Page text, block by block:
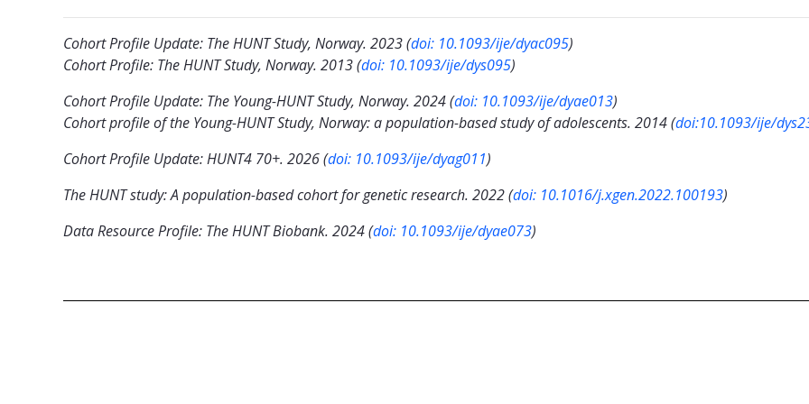
Cohort Profile Update: The HUNT Study, Norway. 2023 (doi: 10.1093/ije/dyac095)
Cohort Profile: The HUNT Study, Norway. 2013 (doi: 10.1093/ije/dys095)
Cohort Profile Update: The Young-HUNT Study, Norway. 2024 (doi: 10.1093/ije/dyae013)
Cohort profile of the Young-HUNT Study, Norway: a population-based study of adolescents. 2014 (doi:10.1093/ije/
Cohort Profile Update: HUNT4 70+. 2026 (doi: 10.1093/ije/dyag011)
The HUNT study: A population-based cohort for genetic research. 2022 (doi: 10.1016/j.xgen.2022.100193)
Data Resource Profile: The HUNT Biobank. 2024 (doi: 10.1093/ije/dyae073)